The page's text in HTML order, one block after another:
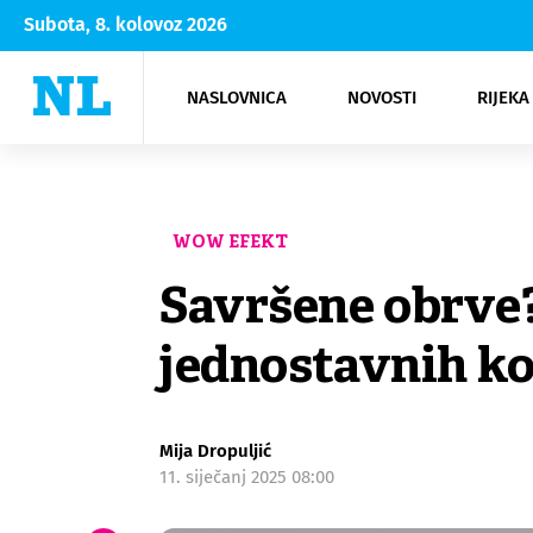
Subota, 8. kolovoz 2026
NASLOVNICA NOVOSTI
Rijeka Opatija
NK
Moda
Kultura
WOW EFEKT
Savršene
jednostavnih
Mija Dropuljić
11. siječanj 2025 08:00